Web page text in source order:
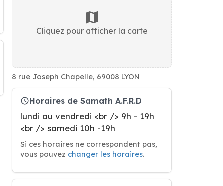
Cliquez pour afficher la carte
8 rue Joseph Chapelle, 69008 LYON
Horaires de Samath A.F.R.D
lundi au vendredi <br /> 9h - 19h
<br /> samedi 10h -19h
Si ces horaires ne correspondent pas,
vous pouvez changer les horaires.